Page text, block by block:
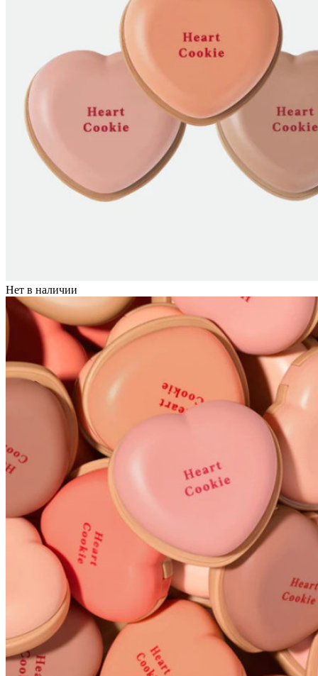
Нет в наличии